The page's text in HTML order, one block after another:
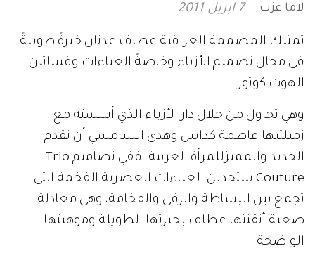
لاما عزت 7 ابريل 2011
تمتلك المصممة العراقية عطاف عدنان خبرةً طويلةً
في مجال تصميم الأزياء وخاصةً العباءات وفساتين
الهوت كوتور.
وهي تحاول من خلال دار الأزياء الذي أسسته مع
زميلتيها فاطمة كداس وهدى الشامسي أن تقدم
الجديد والمميزللمرأة العربية. ففي تصاميم Trio
Couture ستجدين العباءات العصرية الفخمة التي
تجمع بين البساطة والرقي والفخامة، وهي معادلة
صعبة أتقنتها عطاف بخبرتها الطويلة وموهبتها
الواضحة.